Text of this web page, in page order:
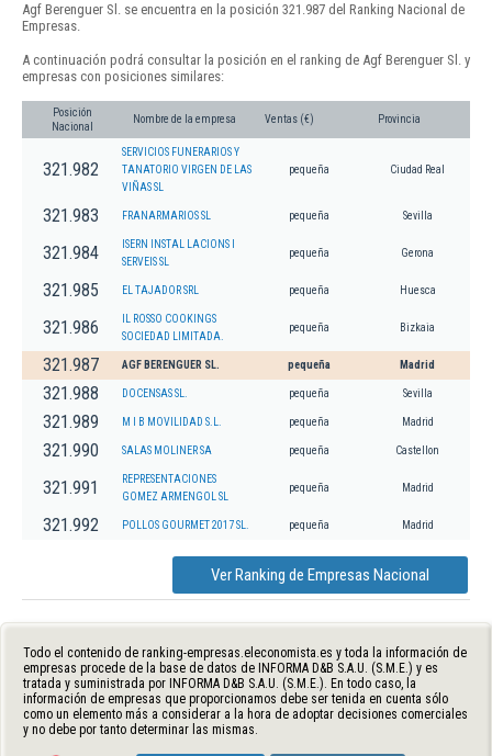
Agf Berenguer Sl. se encuentra en la posición 321.987 del Ranking Nacional de
Empresas.
A continuación podrá consultar la posición en el ranking de Agf Berenguer Sl. y
empresas con posiciones similares:
Posición
Nacional
Nombre de la empresa Ventas (€) Provincia
321.982
SERVICIOS FUNERARIOS Y
TANATORIO VIRGEN DE LAS
VIÑAS SL
pequeña Ciudad Real
321.983 FRANARMARIOS SL pequeña Sevilla
321.984
ISERN INSTAL LACIONS I
SERVEIS SL
pequeña Gerona
321.985 EL TAJADOR SRL pequeña Huesca
321.986
IL ROSSO COOKINGS
SOCIEDAD LIMITADA.
pequeña Bizkaia
321.987 AGF BERENGUER SL. pequeña Madrid
321.988 DOCENSAS SL. pequeña Sevilla
321.989 M I B MOVILIDAD S.L. pequeña Madrid
321.990 SALAS MOLINER SA pequeña Castellon
321.991
REPRESENTACIONES
GOMEZ ARMENGOL SL
pequeña Madrid
321.992 POLLOS GOURMET 2017 SL. pequeña Madrid
Ver Ranking de Empresas Nacional
Todo el contenido de ranking-empresas.eleconomista.es y toda la información de
empresas procede de la base de datos de INFORMA D&B S.A.U. (S.M.E.) y es
tratada y suministrada por INFORMA D&B S.A.U. (S.M.E.). En todo caso, la
información de empresas que proporcionamos debe ser tenida en cuenta sólo
como un elemento más a considerar a la hora de adoptar decisiones comerciales
y no debe por tanto determinar las mismas.